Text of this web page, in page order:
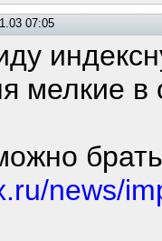
07:05
мелкие в
news/